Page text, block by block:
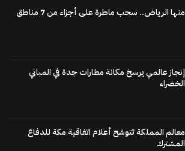
منها الرياض.. سحب ماطرة على أجزاء من 7 مناطق
إنجاز عالمي يرسخ مكانة مطارات جدة في المباني
الخضراء
معالم المملكة تتوشح أعلام اتفاقية مكة للدفاع
المشترك